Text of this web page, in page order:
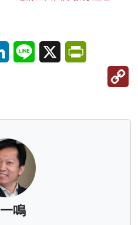
LinkedInLine X
鳴